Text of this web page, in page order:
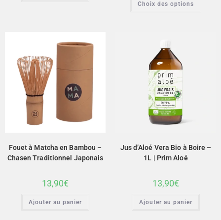
Choix des options
Fouet à Matcha en Bambou –
Chasen Traditionnel Japonais
13,90€
Ajouter au panier
Jus d’Aloé Vera Bio à Boire –
1L | Prim Aloé
13,90€
Ajouter au panier